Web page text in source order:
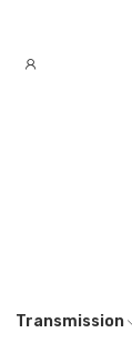
Transmission